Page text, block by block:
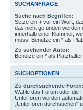
SUCHANFRAGE
Suche nach Begriffen:
Setze ein + vor ein Wort,
das nicht gefunden werden
innerhalb einer Klammer,
muss. Benutze ein * als
Zu suchender Autor:
Benutze ein * als
SUCHOPTIONEN
Zu durchsuchende Foren:
Wähle das Forum oder die
Unterforen werden
„Unterforen durchsuchen“